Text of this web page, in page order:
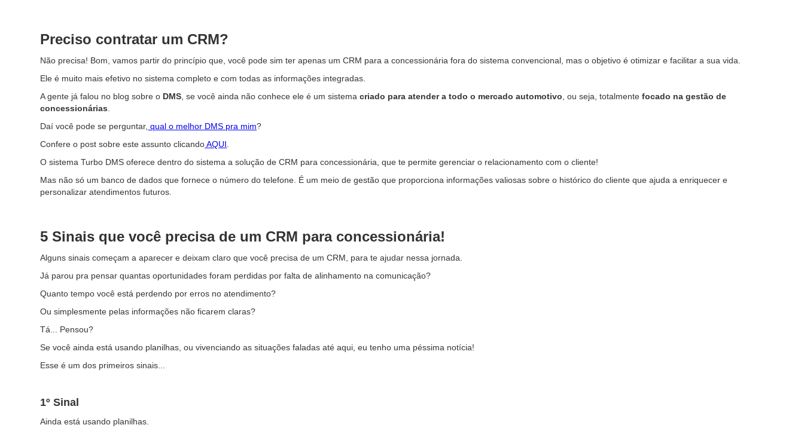
Preciso contratar um CRM?
Não precisa! Bom, vamos partir do princípio que, você pode sim ter apenas um CRM para a concessionária fora do sistema convencional, mas o objetivo é otimizar e facilitar a sua vida.
Ele é muito mais efetivo no sistema completo e com todas as informações integradas.
A gente já falou no blog sobre o DMS , se você ainda não conhece ele é um sistemacriado para atender a todo o mercado automotivo , ou seja, totalmentefocado na gestão de
concessionárias
Daí você pode se perguntar, qual o melhor DMS pra mim?
Confere o post sobre este assunto clicandoAQUI
O sistema Turbo DMS oferece dentro do sistema a solução de CRM para concessionária, que te permite gerenciar o relacionamento com o cliente!
Mas não só um banco de dados que fornece o número do telefone. É um meio de gestão que proporciona informações valiosas sobre o histórico do cliente que ajuda a enriquecer e
personalizar atendimentos futuros.
5 Sinais que você precisa de um CRM para concessionária!
Alguns sinais começam a aparecer e deixam claro que você precisa de um CRM, para te ajudar nessa jornada.
Já parou pra pensar quantas oportunidades foram perdidas por falta de alinhamento na comunicação?
Quanto tempo você está perdendo por erros no atendimento?
Ou simplesmente pelas informações não ficarem claras?
Tá... Pensou?
Se você ainda está usando planilhas, ou vivenciando as situações faladas até aqui, eu tenho uma péssima notícia!
Esse é um dos primeiros sinais...
1º Sinal
Ainda está usando planilhas.